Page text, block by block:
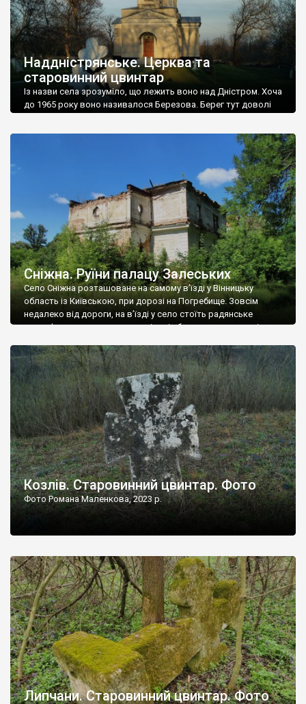
Наддністрянське. Церква та
старовинний цвинтар
Із назви села зрозуміло, що лежить воно над Дністром. Хоча
до 1965 року воно називалося Березова. Берег тут доволі
Наддністрянське відрізняється від більшості навколишніх
сіл. У селі є мурована Михайлівська церква. Точної дати […]
Сніжна. Руїни палацу Залеських
Село Сніжна розташоване на самому в’їзді у Вінницьку
область із Київською, при дорозі на Погребище. Зовсім
недалеко від дороги, на в’їзді у село стоїть радянське
рельєфне пано, яке показує жінку і яблуню, а трохи далі, десь
не видно, але видно дві стареньких колії у траві – […]
Козлів. Старовинний цвинтар. Фото
Фото Романа Маленкова, 2023 р.
Липчани. Старовинний цвинтар. Фото